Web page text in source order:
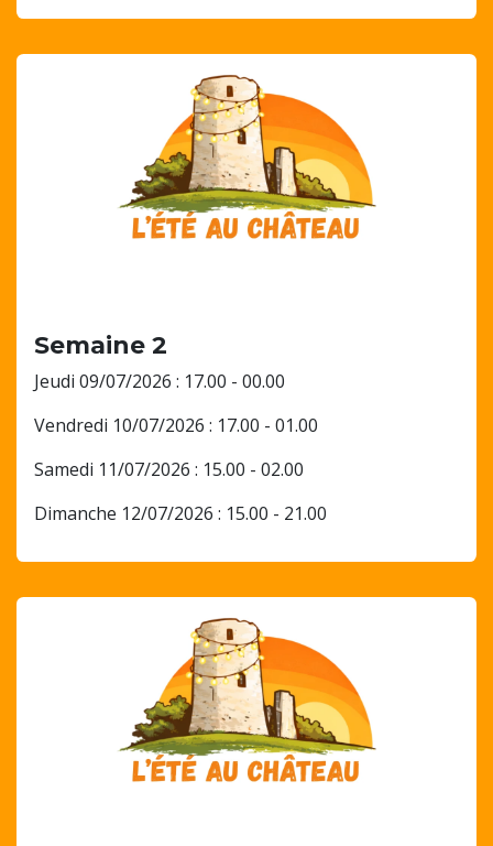
Semaine 2
Jeudi 09/07/2026 : 17.00 - 00.00
Vendredi 10/07/2026 : 17.00 - 01.00
Samedi 11/07/2026 : 15.00 - 02.00
Dimanche 12/07/2026 : 15.00 - 21.00